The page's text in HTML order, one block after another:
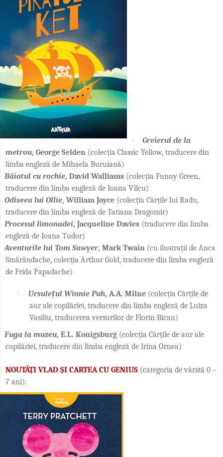
·
Greierul de la
metrou, George Selden (colecția Classic Yellow, traducere din
limba engleză de Mihaela Buruiană)
Băiatul cu rochie, David Walliams (colecția Funny Green,
traducere din limba engleză de Ioana Vîlcu)
Odiseea lui Ollie, William Joyce (colecția Cărțile lui Radu,
traducere din limba engleză de Tatiana Dragomir)
Procesul limonadei, Jacqueline Davies (traducere din limba
engleză de Ioana Tudor)
Aventurile lui Tom Sawyer, Mark Twain (cu ilustrații de Anca
Smărăndache, colecția Arthur Gold, traducere din limba engleză
de Frida Papadache)
· Ursulețul Winnie Puh, A.A. Milne (colecția Cărțile de
aur ale copilăriei, traducere din limba engleză de Luiza
Vasiliu, traducerea versurilor de Florin Bican)
Fuga la muzeu, E.L. Konigsburg (colecția Cărțile de aur ale
copilăriei, traducere din limba engleză de Irina Ornea)
NOUTĂȚI VLAD ȘI CARTEA CU GENIUS (categoria de vârstă 0 –
7 ani):